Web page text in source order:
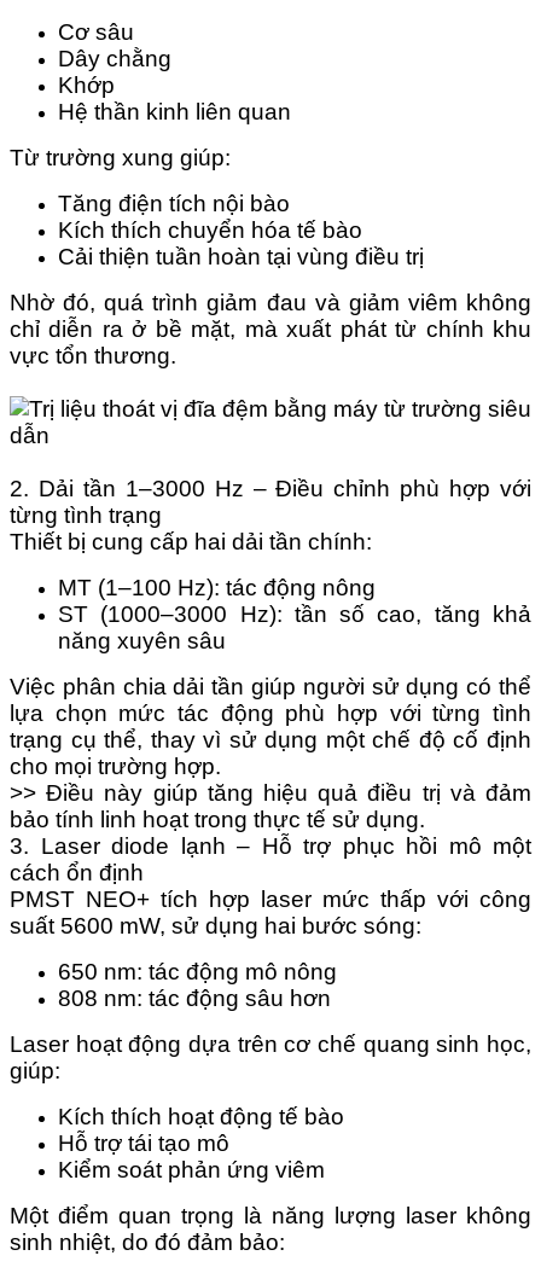
Cơ sâu
Dây chằng
Khớp
Hệ thần kinh liên quan
Từ trường xung giúp:
Tăng điện tích nội bào
Kích thích chuyển hóa tế bào
Cải thiện tuần hoàn tại vùng điều trị
Nhờ đó, quá trình giảm đau và giảm viêm không
chỉ diễn ra ở bề mặt, mà xuất phát từ chính khu
vực tổn thương.
2. Dải tần 1–3000 Hz – Điều chỉnh phù hợp với
từng tình trạng
Thiết bị cung cấp hai dải tần chính:
MT (1–100 Hz): tác động nông
ST (1000–3000 Hz): tần số cao, tăng khả
năng xuyên sâu
Việc phân chia dải tần giúp người sử dụng có thể
lựa chọn mức tác động phù hợp với từng tình
trạng cụ thể, thay vì sử dụng một chế độ cố định
cho mọi trường hợp.
>> Điều này giúp tăng hiệu quả điều trị và đảm
bảo tính linh hoạt trong thực tế sử dụng.
3. Laser diode lạnh – Hỗ trợ phục hồi mô một
cách ổn định
PMST NEO+ tích hợp laser mức thấp với công
suất 5600 mW, sử dụng hai bước sóng:
650 nm: tác động mô nông
808 nm: tác động sâu hơn
Laser hoạt động dựa trên cơ chế quang sinh học,
giúp:
Kích thích hoạt động tế bào
Hỗ trợ tái tạo mô
Kiểm soát phản ứng viêm
Một điểm quan trọng là năng lượng laser không
sinh nhiệt, do đó đảm bảo: